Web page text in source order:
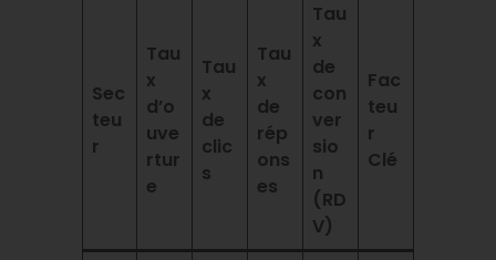
Sec
teu
r
Tau
x
d’o
uve
rtur
e
Tau
x
de
clic
s
Tau
x
de
rép
ons
es
Tau
x
de
con
ver
sio
n
(RD
V)
Fac
teu
r
Clé